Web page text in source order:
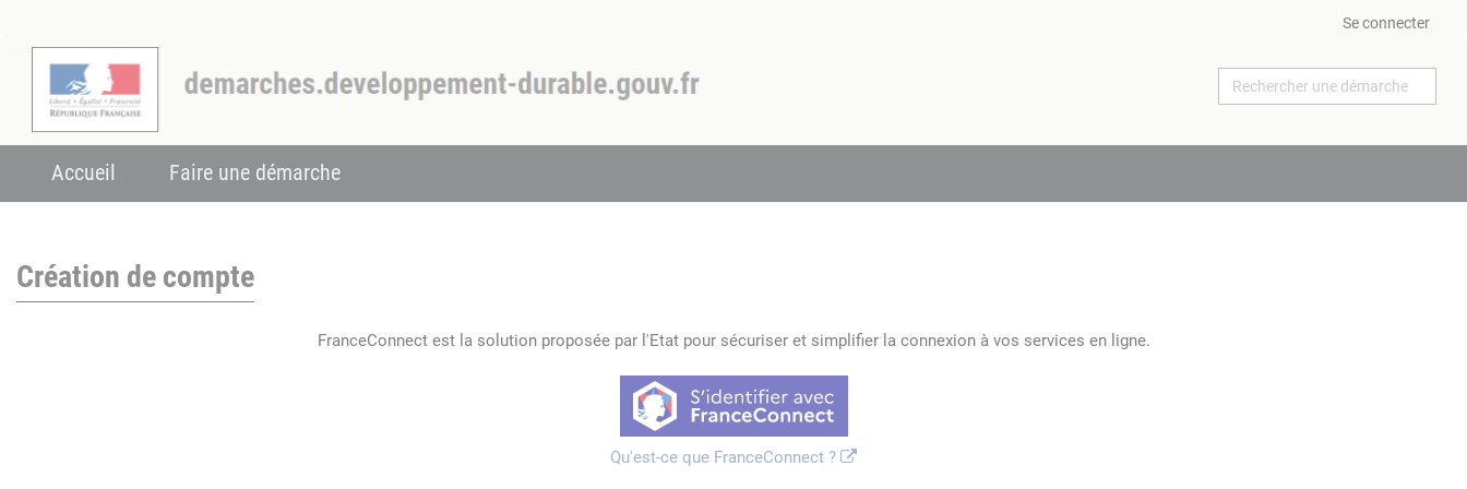
Se connecter
Accueil Faire une démarche
Création de compte
FranceConnect est la solution proposée par l'Etat pour sécuriser et simplifier la connexion à vos services en ligne.
Qu'est-ce que FranceConnect ?